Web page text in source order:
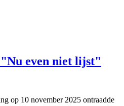
even niet lijst"
op 10 november 2025 ontraadde